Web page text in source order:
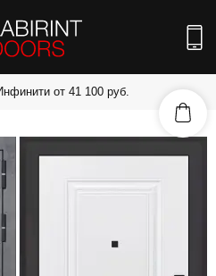
от 41 100 руб.